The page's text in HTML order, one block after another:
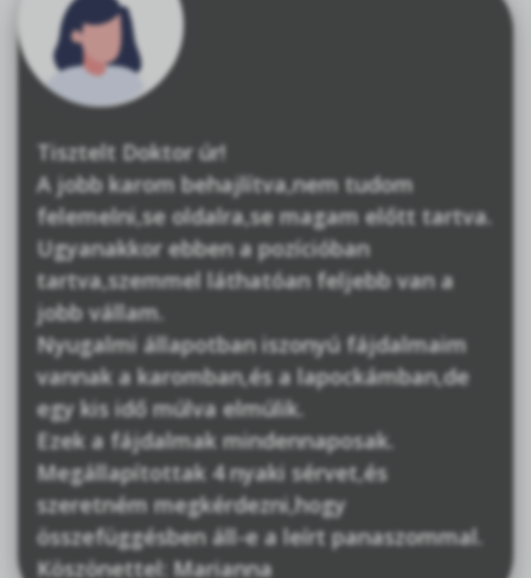
Tisztelt Doktor úr!
A jobb karom behajlítva,nem tudom
felemelni,se oldalra,se magam előtt tartva.
Ugyanakkor ebben a pozícióban
tartva,szemmel láthatóan feljebb van a
jobb vállam.
Nyugalmi állapotban iszonyú fájdalmaim
vannak a karomban,és a lapockámban,de
egy kis idő múlva elmúlik.
Ezek a fájdalmak mindennaposak.
Megállapítottak 4 nyaki sérvet,és
szeretném megkérdezni,hogy
összefüggésben áll-e a leírt panaszommal.
Köszönettel: Marianna